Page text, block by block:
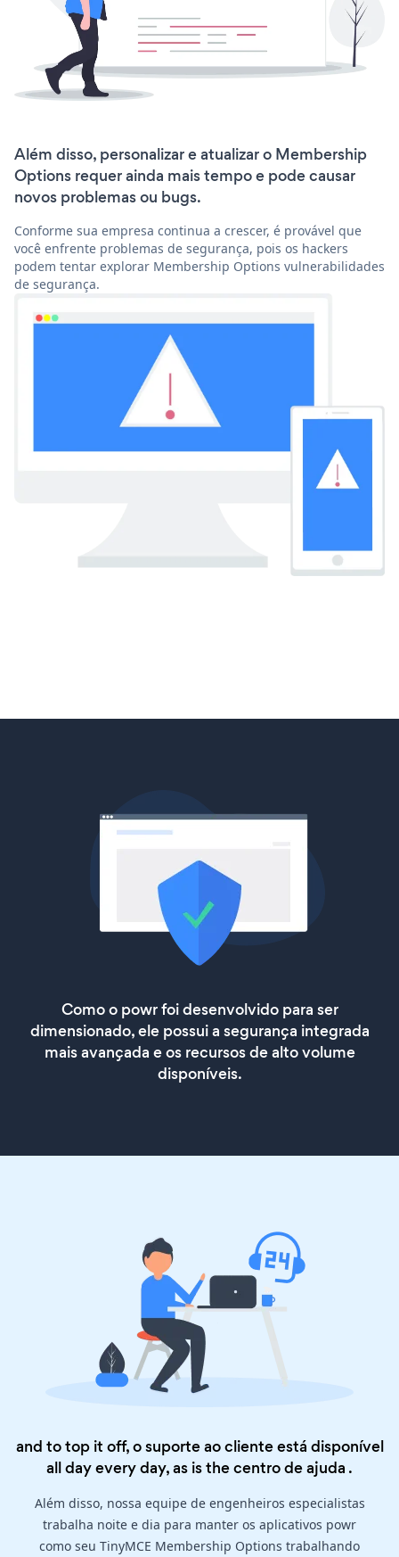
Além disso, personalizar e atualizar o Membership
Options requer ainda mais tempo e pode causar
novos problemas ou bugs.
Conforme sua empresa continua a crescer, é provável que
você enfrente problemas de segurança, pois os hackers
podem tentar explorar Membership Options vulnerabilidades
de segurança.
Como o powr foi desenvolvido para ser
dimensionado, ele possui a segurança integrada
mais avançada e os recursos de alto volume
disponíveis.
and to top it off, o suporte ao cliente está disponível
all day every day, as is thecentro de ajuda .
Além disso, nossa equipe de engenheiros especialistas
trabalha noite e dia para manter os aplicativos powr
como seu TinyMCE Membership Options trabalhando